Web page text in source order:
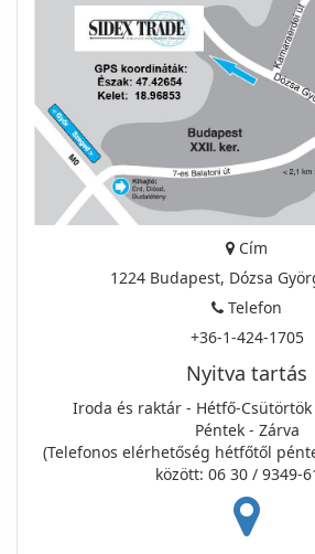
Cím
1224 Budapest, Dózsa
Telefon
+36-1-424-1705
Nyitva tartás
Iroda és raktár - Hétfő-Csütörtök
Péntek - Zárva
(Telefonos elérhetőség hétfőtől
között: 06 30 / 9349-